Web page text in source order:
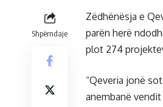
Shpërndaje
Zëdhënësja e
parën herë
plot 274
“Qeveria jonë
anembanë